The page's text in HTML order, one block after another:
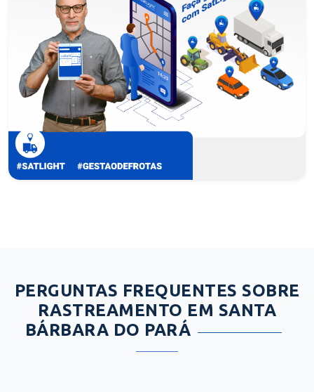
PERGUNTAS FREQUENTES SOBRE
RASTREAMENTO EM SANTA
BÁRBARA DO PARÁ